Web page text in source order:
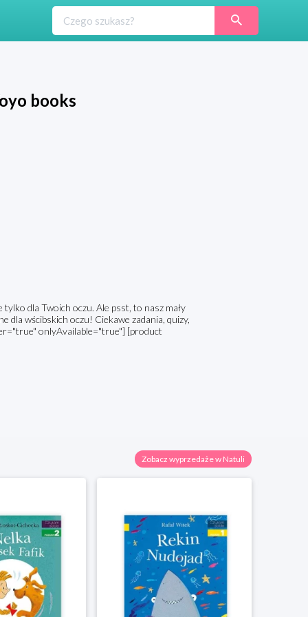
books
dla Twoich oczu. Ale psst, to nasz mały
wścibskich oczu! Ciekawe zadania, quizy,
onlyAvailable="true"] [product
Zobacz wyprzedaże w Natuli